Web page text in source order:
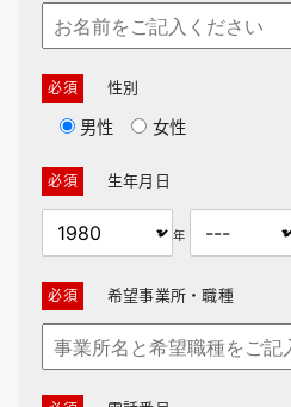
性別
男性 女性
生年月日
年
希望事業所・職種